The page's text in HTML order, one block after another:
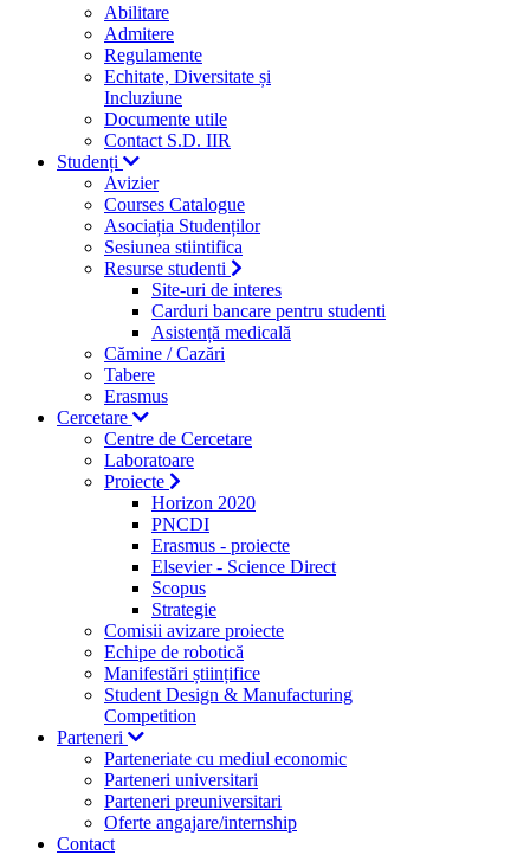
Abilitare
Admitere
Regulamente
Echitate, Diversitate și
Incluziune
Documente utile
Contact S.D. IIR
Studenți
Avizier
Courses Catalogue
Asociația Studenților
Sesiunea stiintifica
Resurse studenti
Site-uri de interes
Carduri bancare pentru studenti
Asistență medicală
Cămine / Cazări
Tabere
Erasmus
Cercetare
Centre de Cercetare
Laboratoare
Proiecte
Horizon 2020
PNCDI
Erasmus - proiecte
Elsevier - Science Direct
Scopus
Strategie
Comisii avizare proiecte
Echipe de robotică
Manifestări științifice
Student Design & Manufacturing
Competition
Parteneri
Parteneriate cu mediul economic
Parteneri universitari
Parteneri preuniversitari
Oferte angajare/internship
Contact